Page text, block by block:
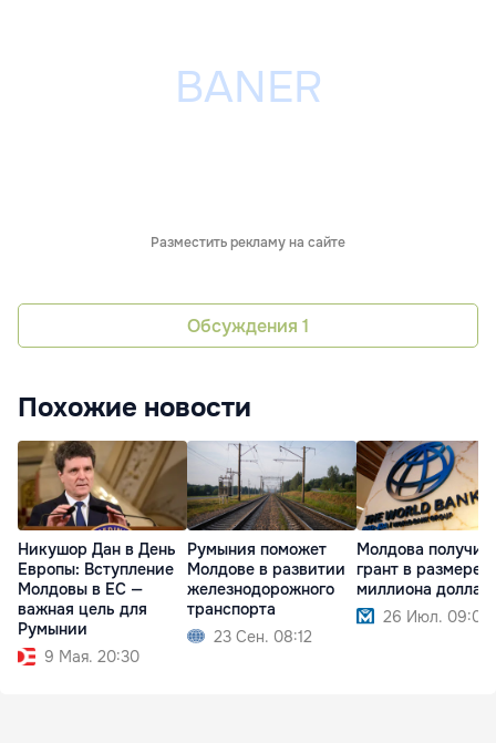
Разместить рекламу на сайте
Обсуждения 1
Похожие новости
Никушор Дан в День
Европы: Вступление
Молдовы в ЕС —
важная цель для
Румынии
9 Мая. 20:30
Румыния поможет
Молдове в развитии
железнодорожного
транспорта
23 Сен. 08:12
Молдова получит
грант в размере
миллиона
26 Июл. 09:07